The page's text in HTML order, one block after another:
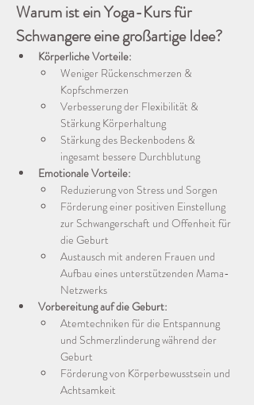
Warum ist ein Yoga-Kurs für
Schwangere eine großartige Idee?
Körperliche Vorteile:
Weniger Rückenschmerzen &
Kopfschmerzen
Verbesserung der Flexibilität &
Stärkung Körperhaltung
Stärkung des Beckenbodens &
ingesamt bessere Durchblutung
Emotionale Vorteile:
Reduzierung von Stress und Sorgen
Förderung einer positiven Einstellung
zur Schwangerschaft und Offenheit für
die Geburt
Austausch mit anderen Frauen und
Aufbau eines unterstützenden Mama-
Netzwerks
Vorbereitung auf die Geburt:
Atemtechniken für die Entspannung
und Schmerzlinderung während der
Geburt
Förderung von Körperbewusstsein und
Achtsamkeit